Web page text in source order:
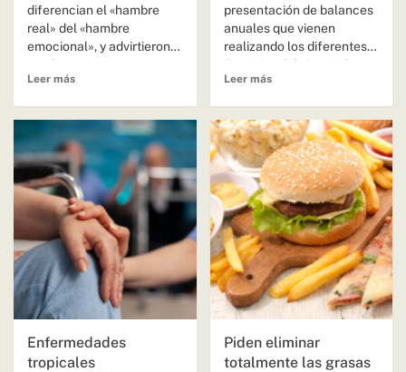
diferencian el «hambre
real» del «hambre
emocional», y advirtieron
que los «atracones»
pueden derivar por una
Leer más
presentación de balances
anuales que vienen
realizando los diferentes
Servicios del Hospital
Escuela de Agudos...
Leer más
Enfermedades
tropicales
Piden eliminar
totalmente las grasas